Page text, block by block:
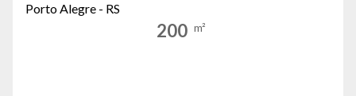
Porto Alegre - RS
200 m²